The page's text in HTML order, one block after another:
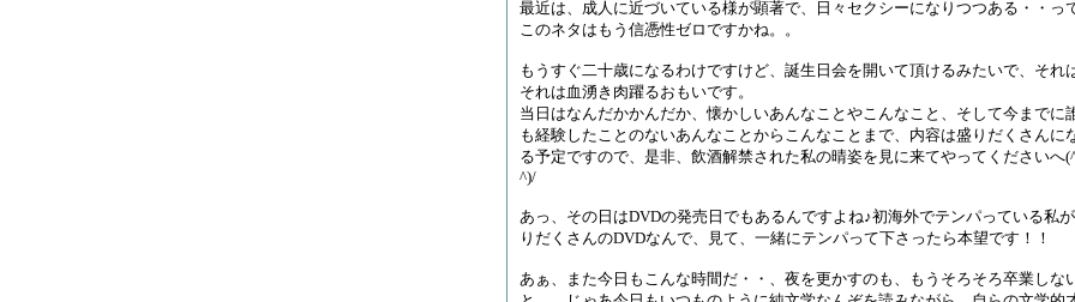
最近は、成人に近づいている様が顕著で、日々セクシーになりつつある・・っ
このネタはもう信憑性ゼロですかね。。
もうすぐ二十歳になるわけですけど、誕生日会を開いて頂けるみたいで、それ
それは血湧き肉躍るおもいです。
当日はなんだかかんだか、懐かしいあんなことやこんなこと、そして今までに
も経験したことのないあんなことからこんなことまで、内容は盛りだくさんに
る予定ですので、是非、飲酒解禁された私の晴姿を見に来てやってくださいへ
^)/
あっ、その日はDVDの発売日でもあるんですよね♪初海外でテンパっている私
りだくさんのDVDなんで、見て、一緒にテンパって下さったら本望です！！
あぁ、また今日もこんな時間だ・・、夜を更かすのも、もうそろそろ卒業しな